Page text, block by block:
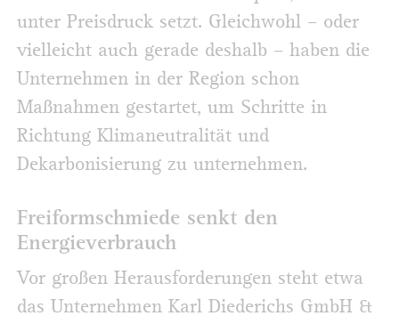
unter Preisdruck setzt. Gleichwohl – oder
vielleicht auch gerade deshalb – haben die
Unternehmen in der Region schon
Maßnahmen gestartet, um Schritte in
Richtung Klimaneutralität und
Dekarbonisierung zu unternehmen.
Freiformschmiede senkt den
Energieverbrauch
Vor großen Herausforderungen steht etwa
das Unternehmen Karl Diederichs GmbH &